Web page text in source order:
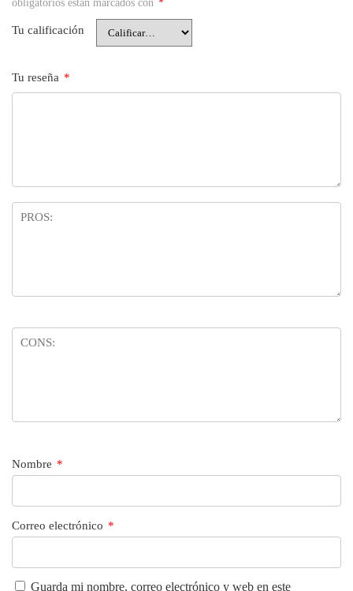
obligatorios están marcados con *
Tu calificación
Tu reseña *
Nombre *
Correo electrónico *
Guarda mi nombre, correo electrónico y web en este